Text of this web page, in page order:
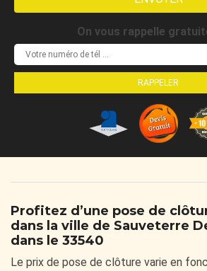
On vous rappelle
Profitez d’une pose de
dans la ville de Sauveterre
dans le 33540
Le prix de pose de clôture varie en